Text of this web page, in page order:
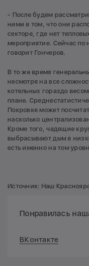
- После будем
ними в том, что они
секторе, где нет
мероприятие. Сейчас по
говорит Гончеров.
В то же время
несмотря на все
котельных гораздо
плане.
Покровке может
насколько
Кроме того, чадящие
выбрасывают дым в
есть именно на том
Источник: Наш
Понравилась
ВКонтакте